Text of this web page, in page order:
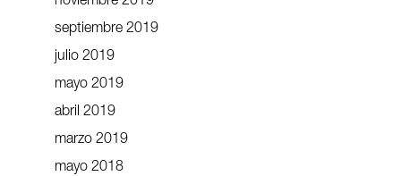
septiembre 2019
julio 2019
mayo 2019
abril 2019
marzo 2019
mayo 2018